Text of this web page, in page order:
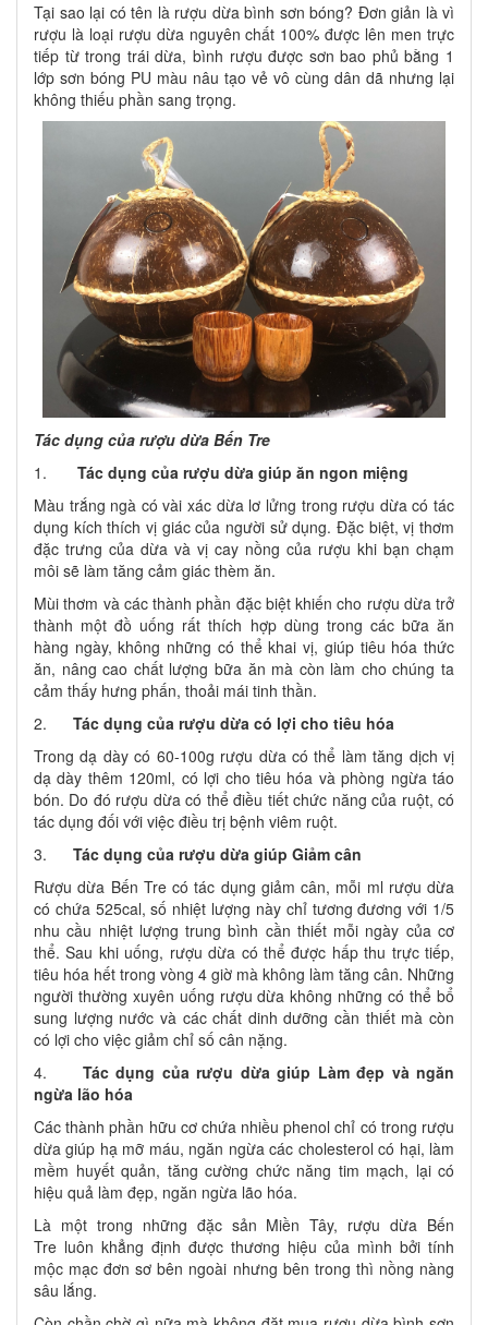
Tại sao lại có tên là rượu dừa bình sơn bóng? Đơn giản là vì
rượu là loại rượu dừa nguyên chất 100% được lên men trực
tiếp từ trong trái dừa, bình rượu được sơn bao phủ bằng 1
lớp sơn bóng PU màu nâu tạo vẻ vô cùng dân dã nhưng lại
không thiếu phần sang trọng.
Tác dụng của rượu dừa Bến Tre
1. Tác dụng của rượu dừa giúp ăn ngon miệng
Màu trắng ngà có vài xác dừa lơ lửng trong rượu dừa có tác
dụng kích thích vị giác của người sử dụng. Đặc biệt, vị thơm
đặc trưng của dừa và vị cay nồng của rượu khi bạn chạm
môi sẽ làm tăng cảm giác thèm ăn.
Mùi thơm và các thành phần đặc biệt khiến cho rượu dừa trở
thành một đồ uống rất thích hợp dùng trong các bữa ăn
hàng ngày, không những có thể khai vị, giúp tiêu hóa thức
ăn, nâng cao chất lượng bữa ăn mà còn làm cho chúng ta
cảm thấy hưng phấn, thoải mái tinh thần.
2. Tác dụng của rượu dừa có lợi cho tiêu hóa
Trong dạ dày có 60-100g rượu dừa có thể làm tăng dịch vị
dạ dày thêm 120ml, có lợi cho tiêu hóa và phòng ngừa táo
bón. Do đó rượu dừa có thể điều tiết chức năng của ruột, có
tác dụng đối với việc điều trị bệnh viêm ruột.
3. Tác dụng của rượu dừa giúp Giảm cân
Rượu dừa Bến Tre có tác dụng giảm cân, mỗi ml rượu dừa
có chứa 525cal, số nhiệt lượng này chỉ tương đương với 1/5
nhu cầu nhiệt lượng trung bình cần thiết mỗi ngày của cơ
thể. Sau khi uống, rượu dừa có thể được hấp thu trực tiếp,
tiêu hóa hết trong vòng 4 giờ mà không làm tăng cân. Những
người thường xuyên uống rượu dừa không những có thể bổ
sung lượng nước và các chất dinh dưỡng cần thiết mà còn
có lợi cho việc giảm chỉ số cân nặng.
4. Tác dụng của rượu dừa giúp Làm đẹp và ngăn
ngừa lão hóa
Các thành phần hữu cơ chứa nhiều phenol chỉ có trong rượu
dừa giúp hạ mỡ máu, ngăn ngừa các cholesterol có hại, làm
mềm huyết quản, tăng cường chức năng tim mạch, lại có
hiệu quả làm đẹp, ngăn ngừa lão hóa.
Là một trong những đặc sản Miền Tây, rượu dừa Bến
Tre luôn khẳng định được thương hiệu của mình bởi tính
mộc mạc đơn sơ bên ngoài nhưng bên trong thì nồng nàng
sâu lắng.